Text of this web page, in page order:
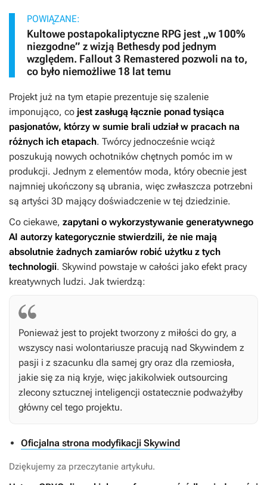
POWIĄZANE:
Kultowe postapokaliptyczne RPG jest „w 100%
niezgodne” z wizją Bethesdy pod jednym
względem. Fallout 3 Remastered pozwoli na to,
co było niemożliwe 18 lat temu
Projekt już na tym etapie prezentuje się szalenie
imponująco, co jest zasługą łącznie ponad tysiąca
pasjonatów, którzy w sumie brali udział w pracach na
różnych ich etapach. Twórcy jednocześnie wciąż
poszukują nowych ochotników chętnych pomóc im w
produkcji. Jednym z elementów moda, który obecnie jest
najmniej ukończony są ubrania, więc zwłaszcza potrzebni
są artyści 3D mający doświadczenie w tej dziedzinie.
Co ciekawe, zapytani o wykorzystywanie generatywnego
AI autorzy kategorycznie stwierdzili, że nie mają
absolutnie żadnych zamiarów robić użytku z tych
technologii. Skywind powstaje w całości jako efekt pracy
kreatywnych ludzi. Jak twierdzą:
Ponieważ jest to projekt tworzony z miłości do gry, a
wszyscy nasi wolontariusze pracują nad Skywindem z
pasji i z szacunku dla samej gry oraz dla rzemiosła,
jakie się za nią kryje, więc jakikolwiek outsourcing
zlecony sztucznej inteligencji ostatecznie podważyłby
główny cel tego projektu.
Oficjalna strona modyfikacji Skywind
Dziękujemy za przeczytanie artykułu.